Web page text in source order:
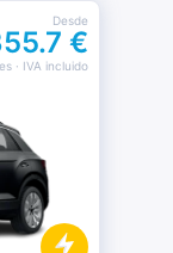
Desde
€
· IVA incluido